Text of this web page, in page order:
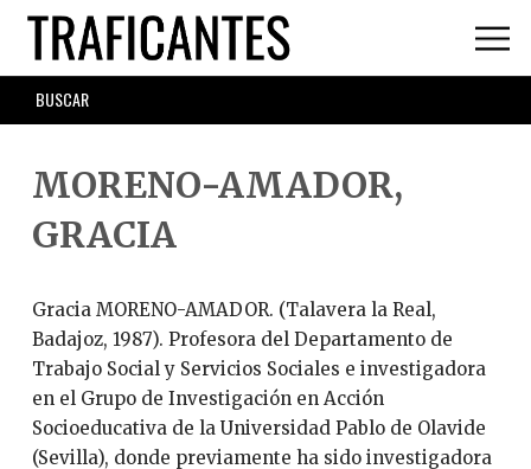
Skip
main
content
SEARCH
FORM
MORENO-AMADOR,
GRACIA
Gracia MORENO-AMADOR. (Talavera la Real,
Badajoz, 1987). Profesora del Departamento de
Trabajo Social y Servicios Sociales e investigadora
en el Grupo de Investigación en Acción
Socioeducativa de la Universidad Pablo de Olavide
(Sevilla), donde previamente ha sido investigadora